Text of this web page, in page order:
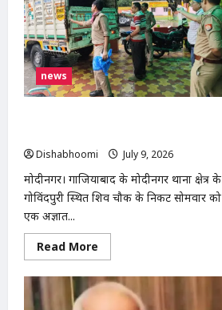
दिव्यांग
दंपति
का
मकान
ढहा,
प्रशासन
से
आर्थिक
सहायता
news
Dishabhoomi
July 9, 2026
मोदीनगर। गाजियाबाद के मोदीनगर थाना क्षेत्र के
गोविंदपुरी स्थित शिव चौक के निकट सोमवार को
एक अज्ञात...
Read More
more
मोदीनगर
के
गोविंदपुरी